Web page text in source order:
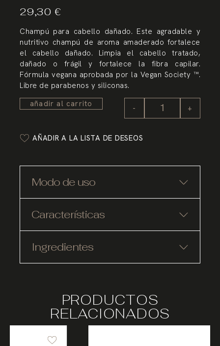
29,30 €
Champú para cabello dañado. Este agradable y
nutritivo champú de aroma amaderado fortalece
el cabello dañado. Limpia el cabello tratado,
dañado o frágil y fortalece la fibra capilar.
Fórmula vegana aprobada por la Vegan Society ™.
Libre de parabenos y siliconas.
- +
añadir al carrito
AÑADIR A LA LISTA DE DESEOS
Modo de uso
Características
Ingredientes
PRODUCTOS
RELACIONADOS